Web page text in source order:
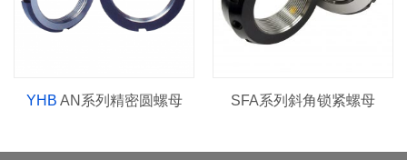
YHB AN系列精密圆螺母 SFA系列斜角锁紧螺母